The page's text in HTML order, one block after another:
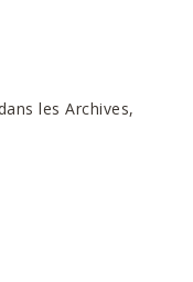
les Archives,